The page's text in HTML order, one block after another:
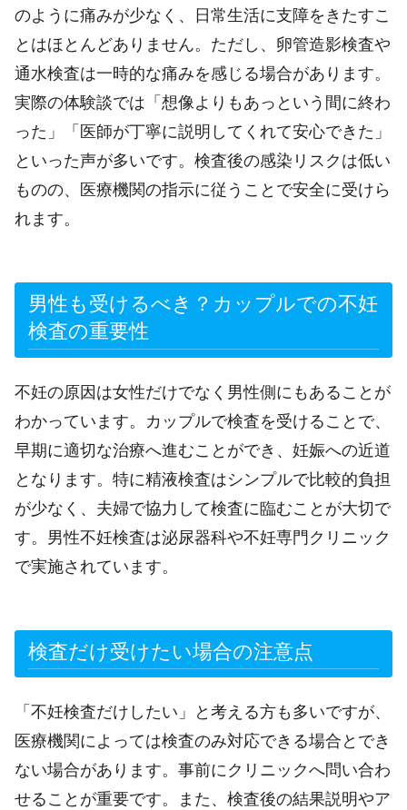
のように痛みが少なく、日常生活に支障をきたすこ
とはほとんどありません。ただし、卵管造影検査や
通水検査は一時的な痛みを感じる場合があります。
実際の体験談では「想像よりもあっという間に終わ
った」「医師が丁寧に説明してくれて安心できた」
といった声が多いです。検査後の感染リスクは低い
ものの、医療機関の指示に従うことで安全に受けら
れます。
男性も受けるべき？カップルでの不妊
検査の重要性
不妊の原因は女性だけでなく男性側にもあることが
わかっています。カップルで検査を受けることで、
早期に適切な治療へ進むことができ、妊娠への近道
となります。特に精液検査はシンプルで比較的負担
が少なく、夫婦で協力して検査に臨むことが大切で
す。男性不妊検査は泌尿器科や不妊専門クリニック
で実施されています。
検査だけ受けたい場合の注意点
「不妊検査だけしたい」と考える方も多いですが、
医療機関によっては検査のみ対応できる場合とでき
ない場合があります。事前にクリニックへ問い合わ
せることが重要です。また、検査後の結果説明やア